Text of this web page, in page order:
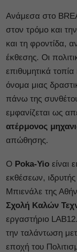
Ανάμεσα στο
στον τρόμο και
και τη φροντίδα,
έκθεσης. Οι
επιθυμητικά
όνομα μιας
πάνω της
εμφανίζεται ως
ατέρμονος
απώθησης.
Ο Poka-Yio είναι
εκθέσεων, ιδρυτής
Μπιενάλε της
Σχολή Καλών
εργαστήριο
την ταλάντωση
εποχή του